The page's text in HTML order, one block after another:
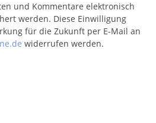
und Kommentare elektronisch
werden. Diese Einwilligung
für die Zukunft per E-Mail an
widerrufen werden.